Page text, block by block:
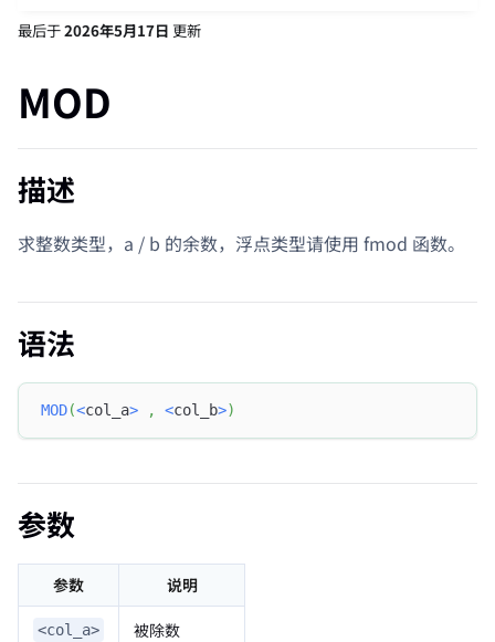
最后于2026年5月17日 更新
MOD
描述
求整数类型，a / b 的余数，浮点类型请使用 fmod 函数。
语法
MOD(<col_a> , <col_b>)
参数
参数 说明
<col_a> 被除数